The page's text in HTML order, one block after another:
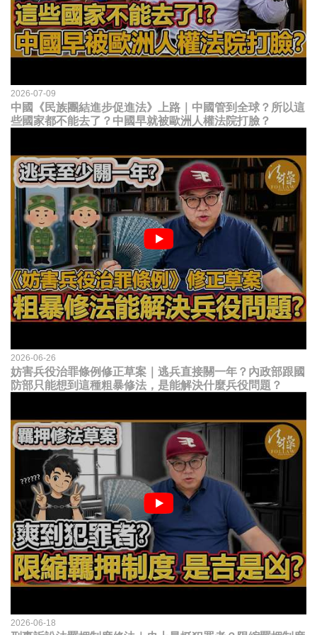
2026-07-09
中國《民族團結進步促進法》上路｜中國管到全球？所以這
些國家都不能去了？中國早就被歐洲人權法院打臉？
2026-06-26
妨害兵役治罪條例修正草案｜逃兵直接關一年？內政部跟國
防部只能想到這種粗暴修法，是能解決什麼兵役問題？
2026-06-18